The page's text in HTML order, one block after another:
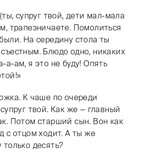
супруг твой, дети мал-мала
трапезничаете. Помолиться
На середину стола ты
Блюдо одно, никаких
а-ам, я это не буду! Опять
К чаше по очереди
твой. Как же — главный
Потом старший сын. Вон как
с отцом ходит. А ты же
десять?